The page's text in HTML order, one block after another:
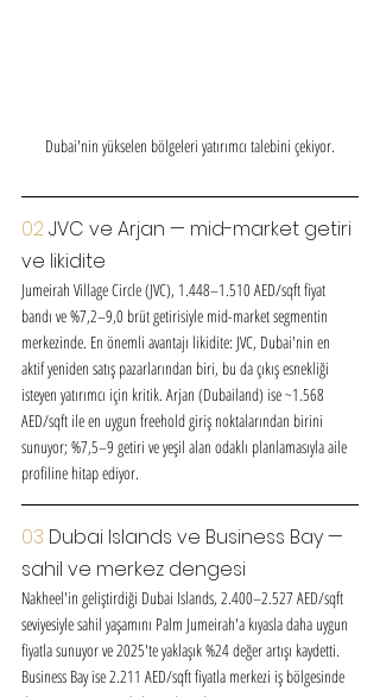
Dubai'nin yükselen bölgeleri yatırımcı talebini çekiyor.
02 JVC ve Arjan — mid-market getiri
ve likidite
Jumeirah Village Circle (JVC), 1.448–1.510 AED/sqft fiyat
bandı ve %7,2–9,0 brüt getirisiyle mid-market segmentin
merkezinde. En önemli avantajı likidite: JVC, Dubai'nin en
aktif yeniden satış pazarlarından biri, bu da çıkış esnekliği
isteyen yatırımcı için kritik. Arjan (Dubailand) ise ~1.568
AED/sqft ile en uygun freehold giriş noktalarından birini
sunuyor; %7,5–9 getiri ve yeşil alan odaklı planlamasıyla aile
profiline hitap ediyor.
03 Dubai Islands ve Business Bay —
sahil ve merkez dengesi
Nakheel'in geliştirdiği Dubai Islands, 2.400–2.527 AED/sqft
seviyesiyle sahil yaşamını Palm Jumeirah'a kıyasla daha uygun
fiyatla sunuyor ve 2025'te yaklaşık %24 değer artışı kaydetti.
Business Bay ise 2.211 AED/sqft fiyatla merkezi iş bölgesinde